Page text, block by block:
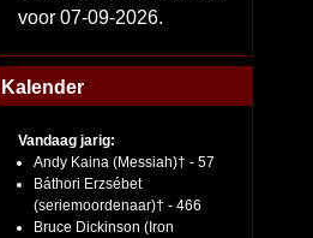
voor 07-09-2026.
Kalender
Vandaag jarig:
Andy Kaina (Messiah)† - 57
Báthori Erzsébet
(seriemoordenaar)† - 466
Bruce Dickinson (Iron